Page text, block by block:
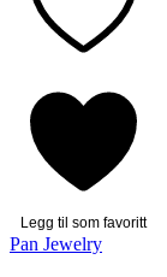
Legg til som favoritt
Pan Jewelry